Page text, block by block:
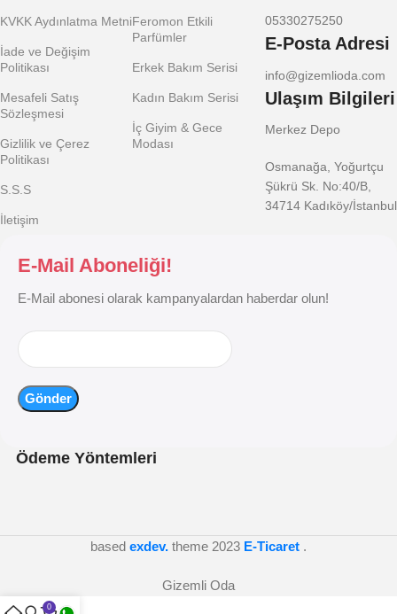
KVKK Aydınlatma Metni
İade ve Değişim
Politikası
Mesafeli Satış
Sözleşmesi
Gizlilik ve Çerez
Politikası
S.S.S
İletişim
Feromon Etkili
Parfümler
Erkek Bakım Serisi
Kadın Bakım Serisi
İç Giyim & Gece
Modası
05330275250
E-Posta Adresi
info@gizemlioda.com
Ulaşım Bilgileri
Merkez Depo
Osmanağa, Yoğurtçu
Şükrü Sk. No:40/B,
34714 Kadıköy/İstanbul
E-Mail Aboneliği!
E-Mail abonesi olarak kampanyalardan haberdar olun!
Ödeme Yöntemleri
based exdev. theme 2023 E-Ticaret .
Gizemli Oda
0